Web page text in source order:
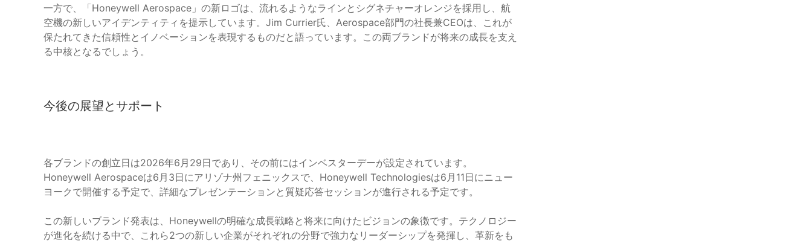
一方で、「Honeywell Aerospace」の新ロゴは、流れるようなラインとシグネチャーオレンジを採用し、航
空機の新しいアイデンティティを提示しています。Jim Currier氏、Aerospace部門の社長兼CEOは、これが
保たれてきた信頼性とイノベーションを表現するものだと語っています。この両ブランドが将来の成長を支え
る中核となるでしょう。
今後の展望とサポート
各ブランドの創立日は2026年6月29日であり、その前にはインベスターデーが設定されています。
Honeywell Aerospaceは6月3日にアリゾナ州フェニックスで、Honeywell Technologiesは6月11日にニュー
ヨークで開催する予定で、詳細なプレゼンテーションと質疑応答セッションが進行される予定です。
この新しいブランド発表は、Honeywellの明確な成長戦略と将来に向けたビジョンの象徴です。テクノロジー
が進化を続ける中で、これら2つの新しい企業がそれぞれの分野で強力なリーダーシップを発揮し、革新をも